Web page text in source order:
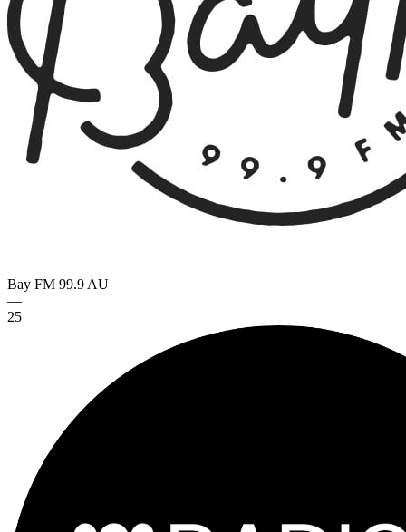
Bay FM 99.9 AU
—
25